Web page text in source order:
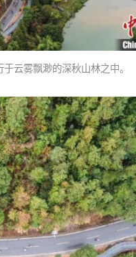
于云雾飘渺的深秋山林之中